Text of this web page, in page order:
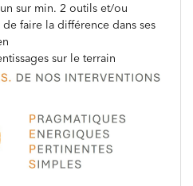
sur min. 2 outils et/ou
faire la différence dans ses
sur le terrain